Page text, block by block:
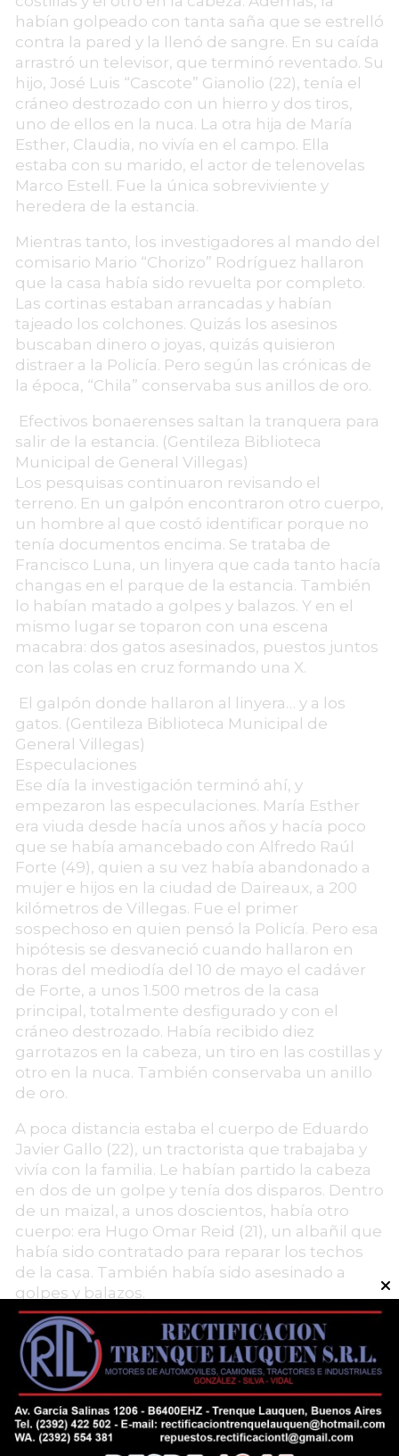
habían golpeado con tanta saña que se estrelló
contra la pared y la llenó de sangre. En su caída
arrastró un televisor, que terminó reventado. Su
hijo, José Luis “Cascote” Gianolio (22), tenía el
cráneo destrozado con un hierro y dos tiros,
uno de ellos en la nuca. La otra hija de María
Esther, Claudia, no vivía en el campo. Ella
estaba con su marido, el actor de telenovelas
Marco Estell. Fue la única sobreviviente y
heredera de la estancia.
Mientras tanto, los investigadores al mando del
comisario Mario “Chorizo” Rodríguez hallaron
que la casa había sido revuelta por completo.
Las cortinas estaban arrancadas y habían
tajeado los colchones. Quizás los asesinos
buscaban dinero o joyas, quizás quisieron
distraer a la Policía. Pero según las crónicas de
la época, “Chila” conservaba sus anillos de oro.
Efectivos bonaerenses saltan la tranquera para
salir de la estancia. (Gentileza Biblioteca
Municipal de General Villegas)
Los pesquisas continuaron revisando el
terreno. En un galpón encontraron otro cuerpo,
un hombre al que costó identificar porque no
tenía documentos encima. Se trataba de
Francisco Luna, un linyera que cada tanto hacía
changas en el parque de la estancia. También
lo habían matado a golpes y balazos. Y en el
mismo lugar se toparon con una escena
macabra: dos gatos asesinados, puestos juntos
con las colas en cruz formando una X.
El galpón donde hallaron al linyera… y a los
gatos. (Gentileza Biblioteca Municipal de
General Villegas)
Especulaciones
Ese día la investigación terminó ahí, y
empezaron las especulaciones. María Esther
era viuda desde hacía unos años y hacía poco
que se había amancebado con Alfredo Raúl
Forte (49), quien a su vez había abandonado a
mujer e hijos en la ciudad de Daireaux, a 200
kilómetros de Villegas. Fue el primer
sospechoso en quien pensó la Policía. Pero esa
hipótesis se desvaneció cuando hallaron en
horas del mediodía del 10 de mayo el cadáver
de Forte, a unos 1.500 metros de la casa
principal, totalmente desfigurado y con el
cráneo destrozado. Había recibido diez
garrotazos en la cabeza, un tiro en las costillas y
otro en la nuca. También conservaba un anillo
de oro.
A poca distancia estaba el cuerpo de Eduardo
Javier Gallo (22), un tractorista que trabajaba y
vivía con la familia. Le habían partido la cabeza
en dos de un golpe y tenía dos disparos. Dentro
de un maizal, a unos doscientos, había otro
cuerpo: era Hugo Omar Reid (21), un albañil que
había sido contratado para reparar los techos
de la casa. También había sido asesinado a
golpes y balazos.
Los cadáveres llevaban al menos una semana
de fallecidos. De ahí, el espantoso olor a
descomposición que habían sentido los
policías al entrar en la casa.
El ejemplar de “La Voz de Villegas” del 14 de
mayo de 1992. (Gentileza Biblioteca Municipal